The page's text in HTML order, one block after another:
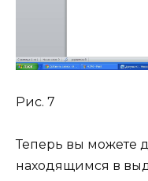
Рис. 7
Теперь вы можете
находящимся в